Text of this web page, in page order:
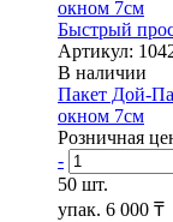
Быстрый
Артикул:
В наличии
Пакет Дой-
окном 7см
Розничная
-
50 шт.
упак. 6 000 ₸